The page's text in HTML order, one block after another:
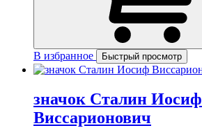
В избранное Быстрый просмотр
значок Сталин Иосиф
Виссарионович